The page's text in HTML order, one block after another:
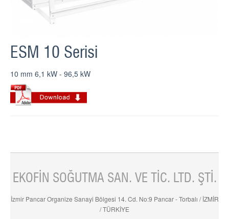
ESM 10 Serisi
10 mm 6,1 kW - 96,5 kW
EKOFİN SOĞUTMA SAN. VE TİC. LTD. ŞTİ.
İzmir Pancar Organize Sanayi Bölgesi 14. Cd. No:9 Pancar - Torbalı / İZMİR
/ TÜRKİYE